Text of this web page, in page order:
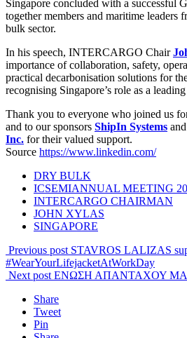
Singapore concluded with a successful
together members and maritime leaders
bulk sector.
In his speech, INTERCARGO Chair
importance of collaboration, safety,
practical decarbonisation solutions for
recognising Singapore’s role as a
Thank you to everyone who joined us
and to our sponsors ShipIn Systems and
Inc. for their valued support.
Source https://www.linkedin.com/
DRY BULK
ICSEMIANNUAL MEETING
INTERCARGO CHAIRMAN
JOHN XYLAS
SINGAPORE
Previous post STAVROS LALIZAS
#WearYourLifejacketAtWorkDay
Next post ΕΝΩΣΗ ΑΠΑΝΤΑΧΟΥ
Share
Tweet
Pin